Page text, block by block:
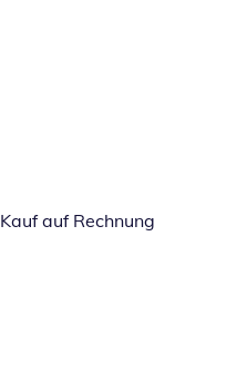
Kauf auf Rechnung